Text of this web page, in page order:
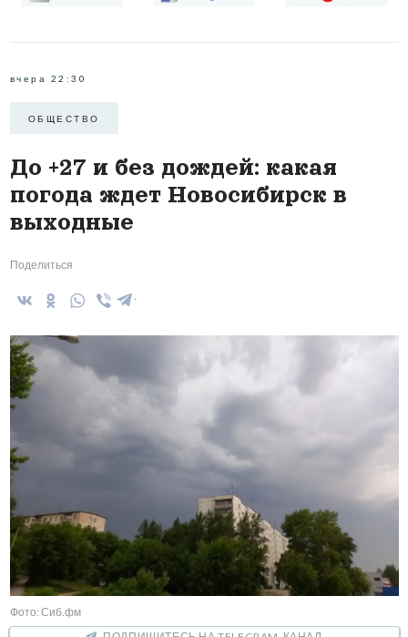
вчера 22:30
ОБЩЕСТВО
До +27 и без дождей: какая
погода ждет Новосибирск в
выходные
Поделиться
Фото: Сиб.фм